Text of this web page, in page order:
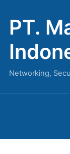
PT.
Networking,